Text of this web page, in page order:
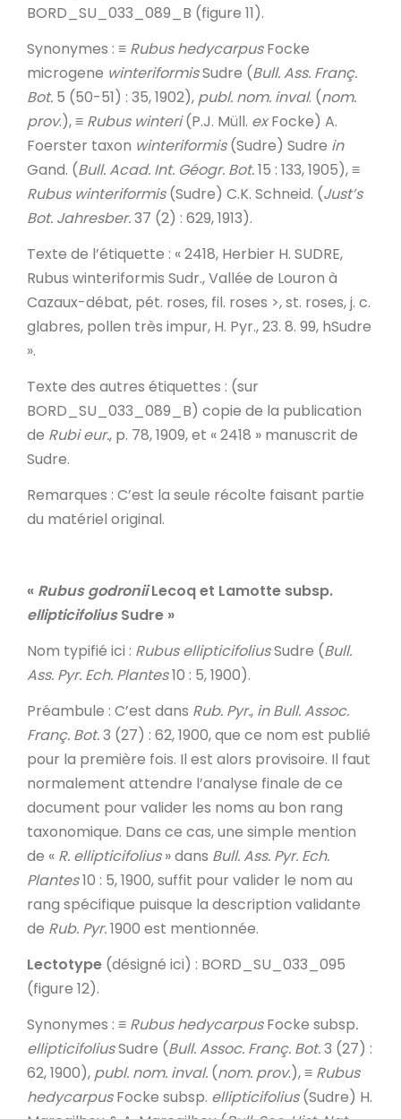
BORD_SU_033_089_B (figure 11).
Synonymes : ≡ Rubus hedycarpusFocke
microgene winteriformisSudre (Bull. Ass. Franç.
Bot. 5 (50-51) : 35, 1902), publ. nom. inval. (nom.
prov.), ≡ Rubus winteri(P.J. Müll. exFocke) A.
Foerster taxon winteriformis(Sudre) Sudre in
Gand. (Bull. Acad. Int. Géogr. Bot.15 : 133, 1905), ≡
Rubus winteriformis(Sudre) C.K. Schneid. (Just’s
Bot. Jahresber.37 (2) : 629, 1913).
Texte de l’étiquette : « 2418, Herbier H. SUDRE,
Rubus winteriformis Sudr., Vallée de Louron à
Cazaux-débat, pét. roses, fil. roses >, st. roses, j. c.
glabres, pollen très impur, H. Pyr., 23. 8. 99, hSudre
».
Texte des autres étiquettes : (sur
BORD_SU_033_089_B) copie de la publication
de Rubi eur., p. 78, 1909, et « 2418 » manuscrit de
Sudre.
Remarques : C’est la seule récolte faisant partie
du matériel original.
« Rubus godroniiLecoq et Lamotte subsp.
ellipticifoliusSudre »
Nom typifié ici : Rubus ellipticifoliusSudre (Bull.
Ass. Pyr. Ech. Plantes10 : 5, 1900).
Préambule : C’est dans Rub. Pyr., in Bull. Assoc.
Franç. Bot.3 (27) : 62, 1900, que ce nom est publié
pour la première fois. Il est alors provisoire. Il faut
normalement attendre l’analyse finale de ce
document pour valider les noms au bon rang
taxonomique. Dans ce cas, une simple mention
de « R. ellipticifolius» dans Bull. Ass. Pyr. Ech.
Plantes10 : 5, 1900, suffit pour valider le nom au
rang spécifique puisque la description validante
de Rub. Pyr.1900 est mentionnée.
Lectotype (désigné ici) : BORD_SU_033_095
(figure 12).
Synonymes : ≡ RubushedycarpusFocke subsp.
ellipticifoliusSudre (Bull. Assoc. Franç. Bot.3 (27) :
62, 1900), publ. nom. inval. (nom. prov.), ≡ Rubus
hedycarpusFocke subsp. ellipticifolius(Sudre) H.